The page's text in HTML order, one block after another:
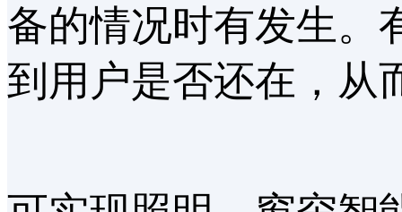
备的情况时有发生。
到用户是否还在，从